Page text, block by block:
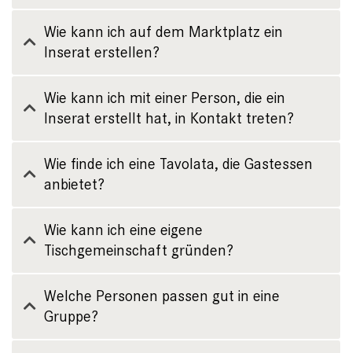
Wie kann ich auf dem Marktplatz ein
Inserat erstellen?
Wie kann ich mit einer Person, die ein
Inserat erstellt hat, in Kontakt treten?
Wie finde ich eine Tavolata, die Gastessen
anbietet?
Wie kann ich eine eigene
Tischgemeinschaft gründen?
Welche Personen passen gut in eine
Gruppe?